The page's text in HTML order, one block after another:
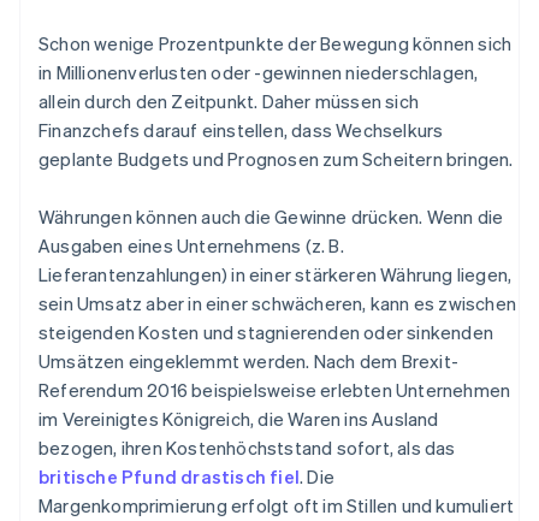
Schon wenige Prozentpunkte der Bewegung können sich
in Millionenverlusten oder -gewinnen niederschlagen,
allein durch den Zeitpunkt. Daher müssen sich
Finanzchefs darauf einstellen, dass Wechselkurs
geplante Budgets und Prognosen zum Scheitern bringen.
Währungen können auch die Gewinne drücken. Wenn die
Ausgaben eines Unternehmens (z. B.
Lieferantenzahlungen) in einer stärkeren Währung liegen,
sein Umsatz aber in einer schwächeren, kann es zwischen
steigenden Kosten und stagnierenden oder sinkenden
Umsätzen eingeklemmt werden. Nach dem Brexit-
Referendum 2016 beispielsweise erlebten Unternehmen
im Vereinigtes Königreich, die Waren ins Ausland
bezogen, ihren Kostenhöchststand sofort, als das
britische Pfund drastisch fiel. Die
Margenkomprimierung erfolgt oft im Stillen und kumuliert